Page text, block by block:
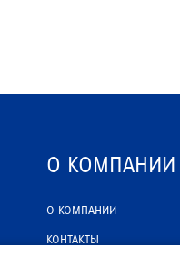
О КОМПАНИИ
О КОМПАНИИ
КОНТАКТЫ